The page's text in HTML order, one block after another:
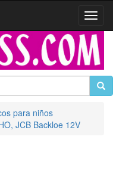
para niños
JCB Backloe 12V